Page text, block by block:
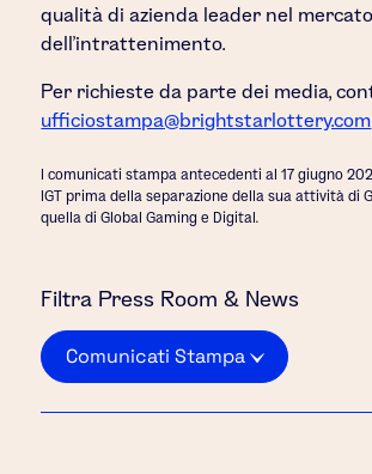
qualità di azienda leader nel
dell'intrattenimento.
Per richieste da parte dei media,
ufficiostampa@brightstarlottery.com
I comunicati stampa antecedenti al 17 giugno
IGT prima della separazione della sua attività di
quella di Global Gaming e Digital.
Filtra Press Room & News
Comunicati Stampa